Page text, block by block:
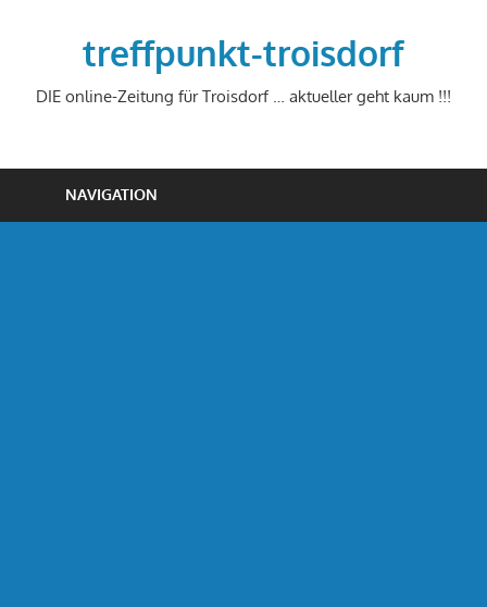
treffpunkt-troisdorf
DIE online-Zeitung für Troisdorf … aktueller geht kaum !!!
NAVIGATION